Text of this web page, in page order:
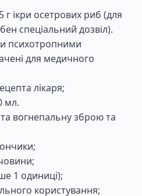
ікри осетрових риб (для
спеціальний дозвіл).
психотропними
для медичного
лікаря;
мл.
вогнепальну зброю та
1 одиниці);
користування;